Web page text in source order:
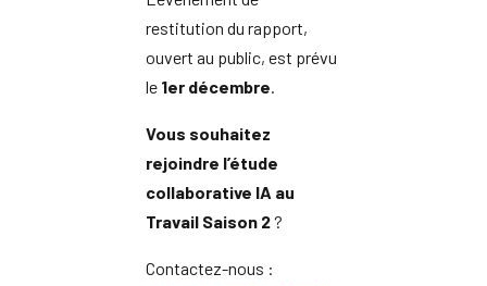
restitution du rapport,
ouvert au public, est prévu
le 1er décembre.
Vous souhaitez
rejoindre l’étude
collaborative IA au
Travail Saison 2?
Contactez-nous :